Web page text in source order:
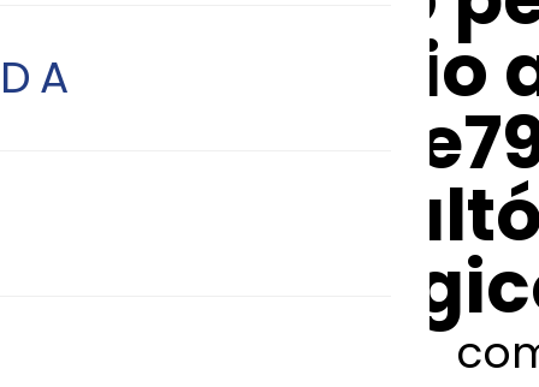
hidrogênio
em
De acordo